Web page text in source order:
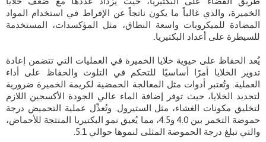
الخميرة، والذي غالباً ما يكون ناتجاً عن الإفراط في استخدام المواد
المضادة للميكروبات واسعة النطاق، مثل المؤكسدات، المستخدمة
للسيطرة على أعداد البكتيريا.
يُعد الحفاظ على حيوية خلايا الخميرة في العمليات التي تتضمن إعادة
تدوير الخلايا أمرًا أساسيًا للتحكم في التلوث والحفاظ على أداء
العملية. وتُعتبر أدوات مثل المعالجة الحمضية لكريمة الخميرة ضرورية
لتجديد الخلايا، حيث توفر إضافة الماء عالي الجودة الأكسجين اللازم
لتخليق مكونات الغشاء، مثل الستيرول. وتُعدِّل عملية التحميض درجة
حموضة التخمر بين 4.0 و4.5، مما يُعيق نمو البكتيريا المنتجة للأحماض،
والتي تبلغ درجة الحموضة المثلى لنموها حوالي 5.1.